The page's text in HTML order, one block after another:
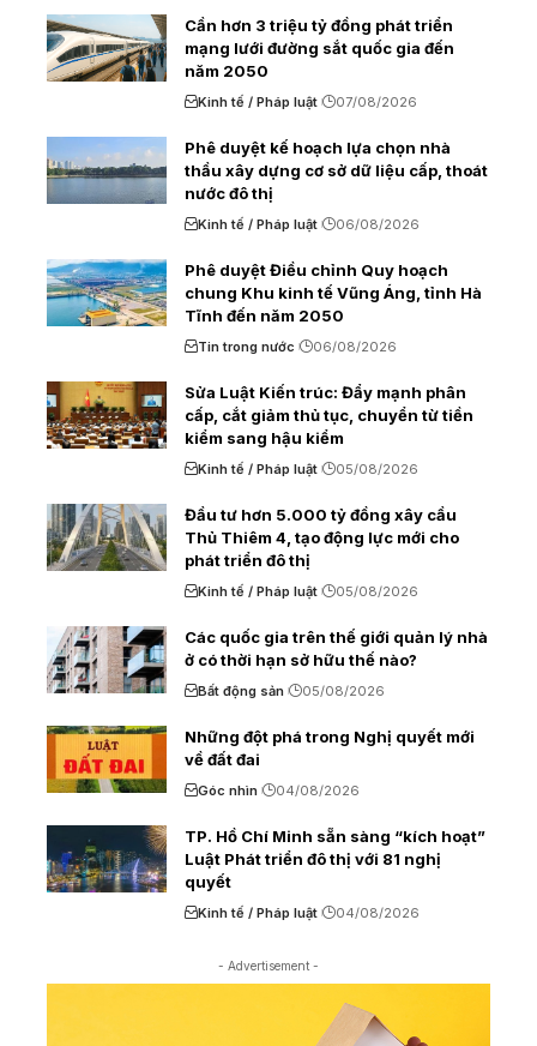
Cần hơn 3 triệu tỷ đồng phát triển
mạng lưới đường sắt quốc gia đến
năm 2050
Kinh tế / Pháp luật 07/08/2026
Phê duyệt kế hoạch lựa chọn nhà
thầu xây dựng cơ sở dữ liệu cấp, thoát
nước đô thị
Kinh tế / Pháp luật 06/08/2026
Phê duyệt Điều chỉnh Quy hoạch
chung Khu kinh tế Vũng Áng, tỉnh Hà
Tĩnh đến năm 2050
Tin trong nước 06/08/2026
Sửa Luật Kiến trúc: Đẩy mạnh phân
cấp, cắt giảm thủ tục, chuyển từ tiền
kiểm sang hậu kiểm
Kinh tế / Pháp luật 05/08/2026
Đầu tư hơn 5.000 tỷ đồng xây cầu
Thủ Thiêm 4, tạo động lực mới cho
phát triển đô thị
Kinh tế / Pháp luật 05/08/2026
Các quốc gia trên thế giới quản lý nhà
ở có thời hạn sở hữu thế nào?
Bất động sản 05/08/2026
Những đột phá trong Nghị quyết mới
về đất đai
Góc nhìn 04/08/2026
TP. Hồ Chí Minh sẵn sàng “kích hoạt”
Luật Phát triển đô thị với 81 nghị
quyết
Kinh tế / Pháp luật 04/08/2026
- Advertisement -